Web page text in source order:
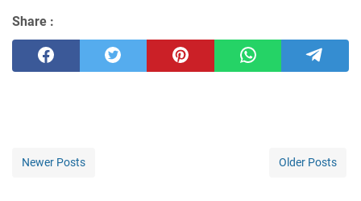
Share :
Newer Posts Older Posts